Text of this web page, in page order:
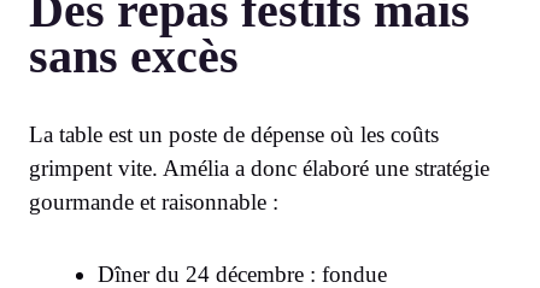
sans excès
La table est un poste de dépense où les coûts
grimpent vite. Amélia a donc élaboré une stratégie
gourmande et raisonnable :
Dîner du 24 décembre : fondue